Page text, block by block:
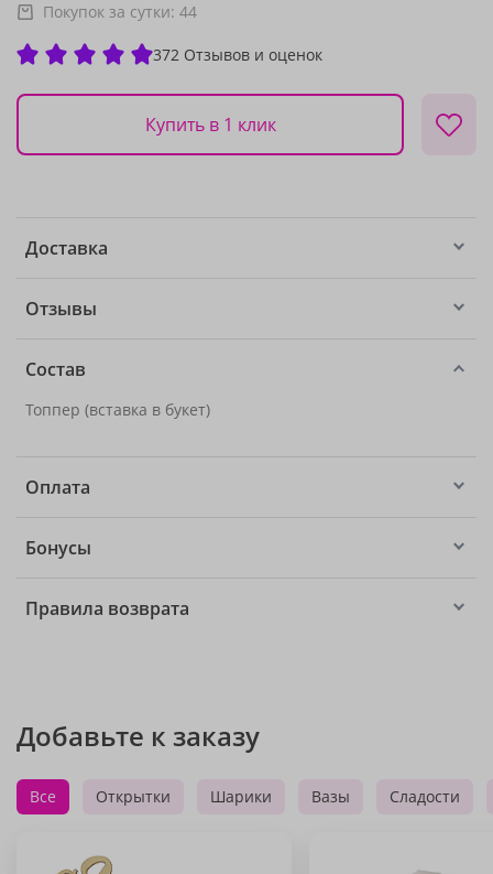
Покупок за сутки: 44
372 Отзывов и оценок
Купить в 1 клик
Доставка
Отзывы
Состав
Топпер (вставка в букет)
Оплата
Бонусы
Правила возврата
Добавьте к заказу
Все Открытки Шарики Вазы Сладости